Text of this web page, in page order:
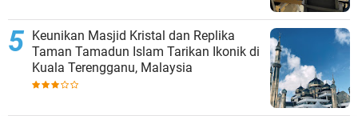
Keunikan Masjid Kristal dan Replika
Taman Tamadun Islam Tarikan Ikonik di
Kuala Terengganu, Malaysia